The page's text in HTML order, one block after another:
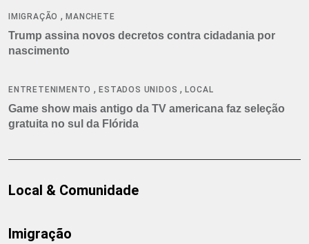
IMIGRAÇÃO ,MANCHETE
Trump assina novos decretos contra cidadania por
nascimento
ENTRETENIMENTO ,ESTADOS UNIDOS ,LOCAL
Game show mais antigo da TV americana faz seleção
gratuita no sul da Flórida
Local & Comunidade
Imigração